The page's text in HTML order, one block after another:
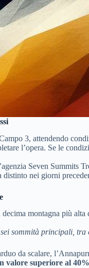
3, attendendo
l’opera. Se le
Seven Summits
nei giorni
montagna più
sommità principali, tra
da scalare,
valore superiore al 40%